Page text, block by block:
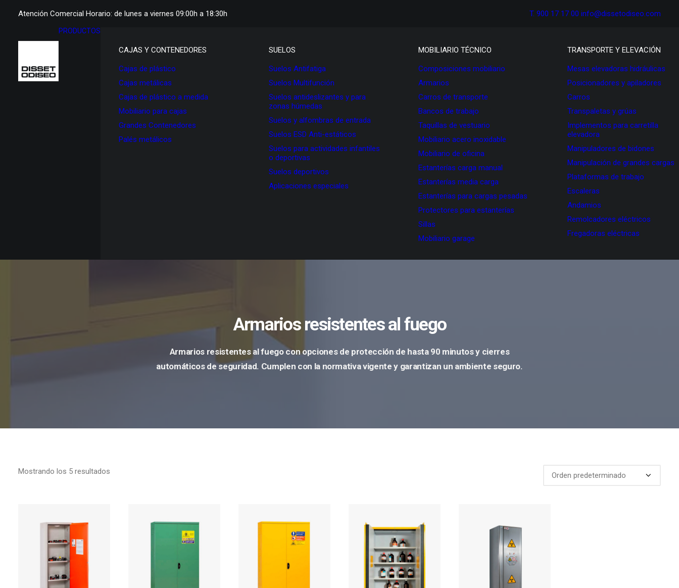
Atención Comercial Horario: de lunes a viernes 09:00h a 18:30h T. 900 17 17 00 info@dissetodiseo.com
PRODUCTOS
CAJAS Y CONTENEDORES
Cajas de plástico
Cajas metálicas
Cajas de plástico a medida
Mobiliario para cajas
Grandes Contenedores
Palés metálicos
SUELOS
Suelos Antifatiga
Suelos Multifunción
Suelos antideslizantes y para
zonas húmedas
Suelos y alfombras de entrada
Suelos ESD Anti-estáticos
Suelos para actividades infantiles
o deportivas
Suelos deportivos
Aplicaciones especiales
MOBILIARIO TÉCNICO
Composiciones mobiliario
Armarios
Carros de transporte
Bancos de trabajo
Taquillas de vestuario
Mobiliario acero inoxidable
Mobiliario de oficina
Estanterías carga manual
Estanterías media carga
Estanterías para cargas pesadas
Protectores para estanterías
Sillas
Mobiliario garage
TRANSPORTE Y ELEVACIÓN
Mesas elevadoras hidráulicas
Posicionadores y apiladores
Carros
Transpaletas y grúas
Implementos para carretilla
elevadora
Manipuladores de bidones
Manipulación de grandes cargas
Plataformas de trabajo
Escaleras
Andamios
Remolcadores eléctricos
Fregadoras eléctricas
Armarios resistentes al fuego
Armarios resistentes al fuego con opciones de protección de hasta 90 minutos y cierres
automáticos de seguridad. Cumplen con la normativa vigente y garantizan un ambiente seguro.
Mostrando los 5 resultados